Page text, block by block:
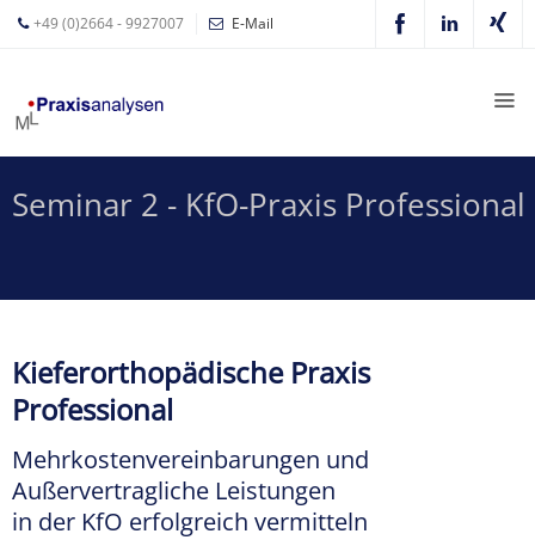
+49 (0)2664 - 9927007 E-Mail
Seminar 2 - KfO-Praxis Professional
Kieferorthopädische Praxis
Professional
Mehrkostenvereinbarungen und
Außervertragliche Leistungen
in der KfO erfolgreich vermitteln
Leyer
Expertisen
Betriebswirtschaftliche
Zahnarzt-
MVZ
Z-MVZ
Konzept